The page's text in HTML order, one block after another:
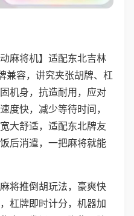
麻将机】适配东北吉林
兼容，讲究夹张胡牌、杠
机身，抗造耐用，应对
度快，减少等待时间，
大舒适，适配东北牌友
后消遣，一把麻将就能
将推倒胡玩法，豪爽快
杠牌即时计分，机器加